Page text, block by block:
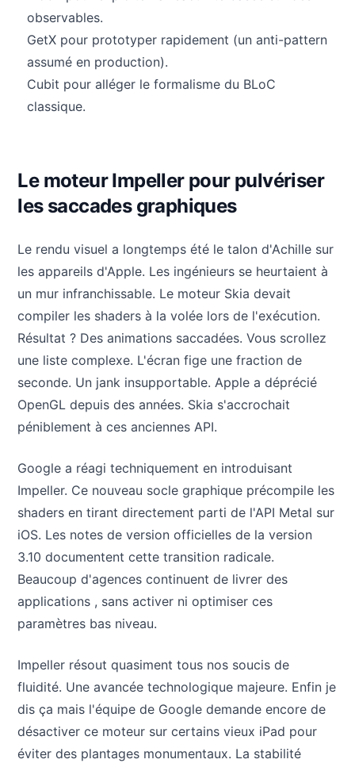
observables.
GetX pour prototyper rapidement (un anti-pattern
assumé en production).
Cubit pour alléger le formalisme du BLoC
classique.
Le moteur Impeller pour pulvériser
les saccades graphiques
Le rendu visuel a longtemps été le talon d'Achille sur
les appareils d'Apple. Les ingénieurs se heurtaient à
un mur infranchissable. Le moteur Skia devait
compiler les shaders à la volée lors de l'exécution.
Résultat ? Des animations saccadées. Vous scrollez
une liste complexe. L'écran fige une fraction de
seconde. Un jank insupportable. Apple a déprécié
OpenGL depuis des années. Skia s'accrochait
péniblement à ces anciennes API.
Google a réagi techniquement en introduisant
Impeller. Ce nouveau socle graphique précompile les
shaders en tirant directement parti de l'API Metal sur
iOS. Les notes de version officielles de la version
3.10 documentent cette transition radicale.
Beaucoup d'agences continuent de livrer des
applications , sans activer ni optimiser ces
paramètres bas niveau.
Impeller résout quasiment tous nos soucis de
fluidité. Une avancée technologique majeure. Enfin je
dis ça mais l'équipe de Google demande encore de
désactiver ce moteur sur certains vieux iPad pour
éviter des plantages monumentaux. La stabilité